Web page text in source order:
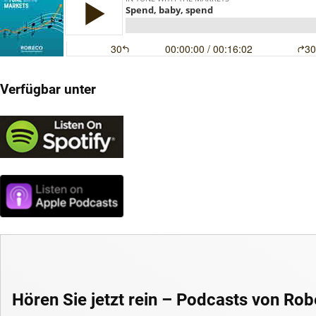
Verfügbar unter
Hören Sie jetzt rein – Podcasts von